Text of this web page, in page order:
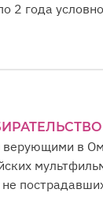
2 года
верующими в